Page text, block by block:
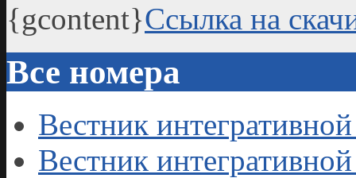
{gcontent}Ссылка на
Все номера
Вестник
Вестник